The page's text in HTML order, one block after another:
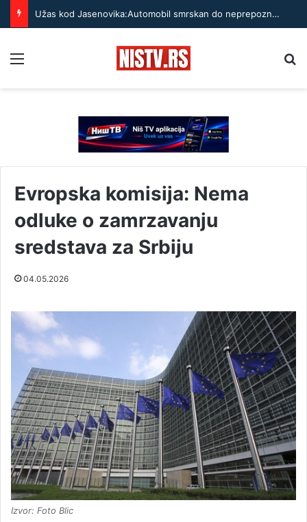
Užas kod Jasenovika:Automobil smrskan do neprepoznatljivosti, točak odleteo – strahuje se da ima teško povređenih
Evropska komisija: Nema
odluke o zamrzavanju
sredstava za Srbiju
04.05.2026
Izvor: Foto Blic